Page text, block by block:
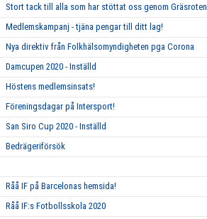
Stort tack till alla som har stöttat oss genom Gräsroten
Medlemskampanj - tjäna pengar till ditt lag!
Nya direktiv från Folkhälsomyndigheten pga Corona
Damcupen 2020 - Inställd
Höstens medlemsinsats!
Föreningsdagar på Intersport!
San Siro Cup 2020 - Inställd
Bedrägeriförsök
Råå IF på Barcelonas hemsida!
Råå IF:s Fotbollsskola 2020